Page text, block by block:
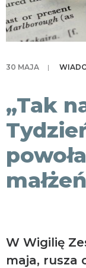
30 MAJA |
„Tak
W Wigilię
maja, rusza